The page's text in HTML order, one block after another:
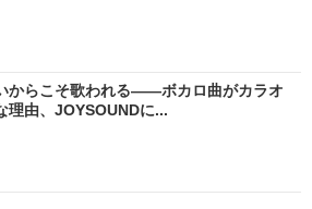
からこそ歌われる――ボカロ曲がカラオ
理由、JOYSOUNDに...